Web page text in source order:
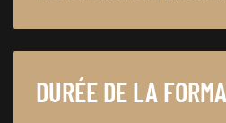
DURÉE DE LA